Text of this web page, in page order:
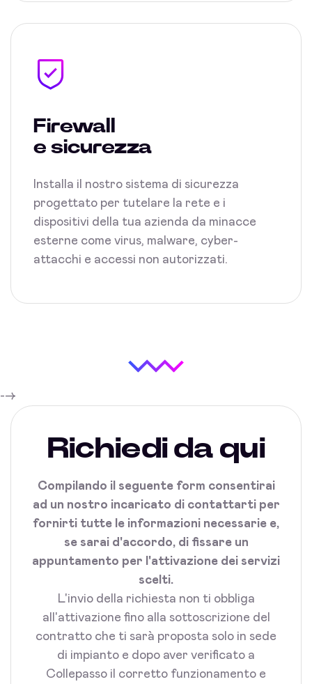
Firewall
e sicurezza
Installa il nostro sistema di sicurezza
progettato per tutelare la rete e i
dispositivi della tua azienda da minacce
esterne come virus, malware, cyber-
attacchi e accessi non autorizzati.
-->
Richiedi da qui
Compilando il seguente form consentirai
ad un nostro incaricato di contattarti per
fornirti tutte le informazioni necessarie e,
se sarai d'accordo, di fissare un
appuntamento per l'attivazione dei servizi
scelti.
L'invio della richiesta non ti obbliga
all'attivazione fino alla sottoscrizione del
contratto che ti sarà proposta solo in sede
di impianto e dopo aver verificato a
Collepasso il corretto funzionamento e